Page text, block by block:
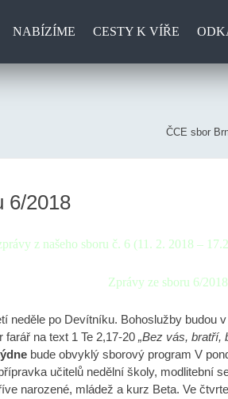
NABÍZÍME CESTY K VÍŘE
ČCE sbor
6/2018
z našeho sboru č. 6 (11. 2. 2018 –
Zprávy ze sboru 6/2018
neděle po Devítníku. Bohoslužby budou
farář na text 1 Te 2,17-20 „Bez vás, bratří,
bude obvyklý sborový program V
učitelů nedělní školy, modlitební
narozené, mládež a kurz Beta. Ve